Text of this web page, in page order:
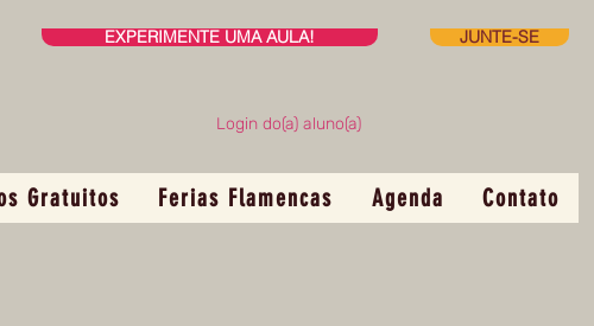
EXPERIMENTE UMA AULA!
Login do(a) aluno(a)
JUNTE-SE
Gratuitos Ferias Flamencas Agenda Contato